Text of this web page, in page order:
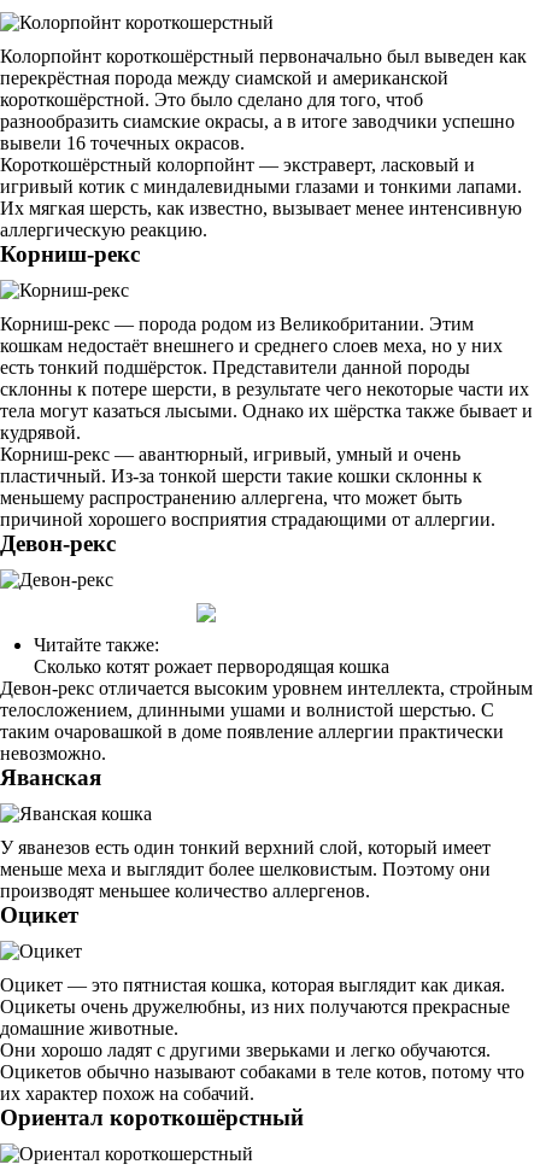
Колорпойнт короткошёрстный первоначально был выведен как
перекрёстная порода между сиамской и американской
короткошёрстной. Это было сделано для того, чтоб
разнообразить сиамские окрасы, а в итоге заводчики успешно
вывели 16 точечных окрасов.
Короткошёрстный колорпойнт — экстраверт, ласковый и
игривый котик с миндалевидными глазами и тонкими лапами.
Их мягкая шерсть, как известно, вызывает менее интенсивную
аллергическую реакцию.
Корниш-рекс
Корниш-рекс — порода родом из Великобритании. Этим
кошкам недостаёт внешнего и среднего слоев меха, но у них
есть тонкий подшёрсток. Представители данной породы
склонны к потере шерсти, в результате чего некоторые части их
тела могут казаться лысыми. Однако их шёрстка также бывает и
кудрявой.
Корниш-рекс — авантюрный, игривый, умный и очень
пластичный. Из-за тонкой шерсти такие кошки склонны к
меньшему распространению аллергена, что может быть
причиной хорошего восприятия страдающими от аллергии.
Девон-рекс
Читайте также:
Сколько котят рожает первородящая кошка
Девон-рекс отличается высоким уровнем интеллекта, стройным
телосложением, длинными ушами и волнистой шерстью. С
таким очаровашкой в доме появление аллергии практически
невозможно.
Яванская
У яванезов есть один тонкий верхний слой, который имеет
меньше меха и выглядит более шелковистым. Поэтому они
производят меньшее количество аллергенов.
Оцикет
Оцикет — это пятнистая кошка, которая выглядит как дикая.
Оцикеты очень дружелюбны, из них получаются прекрасные
домашние животные.
Они хорошо ладят с другими зверьками и легко обучаются.
Оцикетов обычно называют собаками в теле котов, потому что
их характер похож на собачий.
Ориентал короткошёрстный